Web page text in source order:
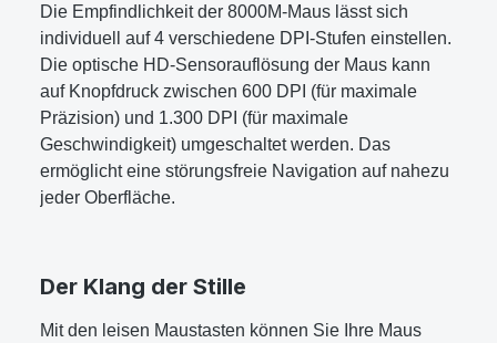
Die Empfindlichkeit der 8000M-Maus lässt sich
individuell auf 4 verschiedene DPI-Stufen einstellen.
Die optische HD-Sensorauflösung der Maus kann
auf Knopfdruck zwischen 600 DPI (für maximale
Präzision) und 1.300 DPI (für maximale
Geschwindigkeit) umgeschaltet werden. Das
ermöglicht eine störungsfreie Navigation auf nahezu
jeder Oberfläche.
Der Klang der Stille
Mit den leisen Maustasten können Sie Ihre Maus